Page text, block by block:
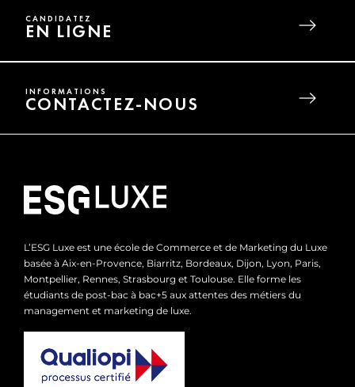
CANDIDATEZ
EN LIGNE
INFORMATIONS
CONTACTEZ-NOUS
L’ESG Luxe est une école de Commerce et de Marketing du Luxe
basée à Aix-en-Provence, Biarritz, Bordeaux, Dijon, Lyon, Paris,
Montpellier, Rennes, Strasbourg et Toulouse. Elle forme les
étudiants de post-bac à bac+5 aux attentes des métiers du
management et marketing de luxe.